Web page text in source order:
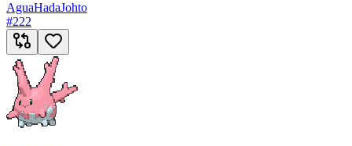
AguaHadaJohto
#222